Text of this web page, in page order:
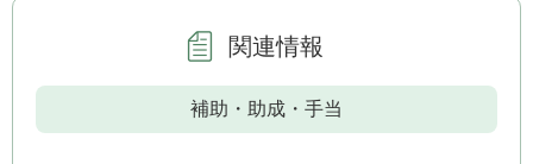
関連情報
補助・助成・手当